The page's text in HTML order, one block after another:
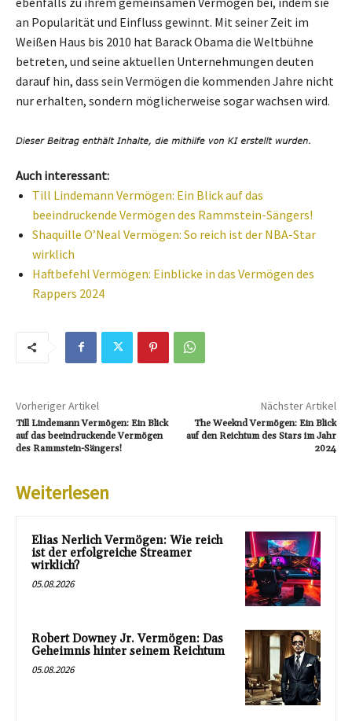
an Popularität und Einfluss gewinnt. Mit seiner Zeit im
Weißen Haus bis 2010 hat Barack Obama die Weltbühne
betreten, und seine aktuellen Unternehmungen deuten
darauf hin, dass sein Vermögen die kommenden Jahre nicht
nur erhalten, sondern möglicherweise sogar wachsen wird.
Auch interessant:
Till Lindemann Vermögen: Ein Blick auf das
beeindruckende Vermögen des Rammstein-Sängers!
Shaquille O’Neal Vermögen: So reich ist der NBA-Star
wirklich
Haftbefehl Vermögen: Einblicke in das Vermögen des
Rappers 2024
Vorheriger Artikel
Till Lindemann Vermögen: Ein Blick
auf das beeindruckende Vermögen
des Rammstein-Sängers!
Nächster Artikel
The Weeknd Vermögen: Ein Blick
auf den Reichtum des Stars im Jahr
2024
Weiterlesen
Elias Nerlich Vermögen: Wie reich
ist der erfolgreiche Streamer
wirklich?
05.08.2026
Robert Downey Jr. Vermögen: Das
Geheimnis hinter seinem Reichtum
05.08.2026